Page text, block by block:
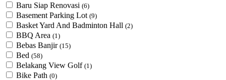
Baru Siap Renovasi (6)
Basement Parking Lot (9)
Basket Yard And Badminton Hall (2)
BBQ Area (1)
Bebas Banjir (15)
Bed (58)
Belakang View Golf (1)
Bike Path (0)